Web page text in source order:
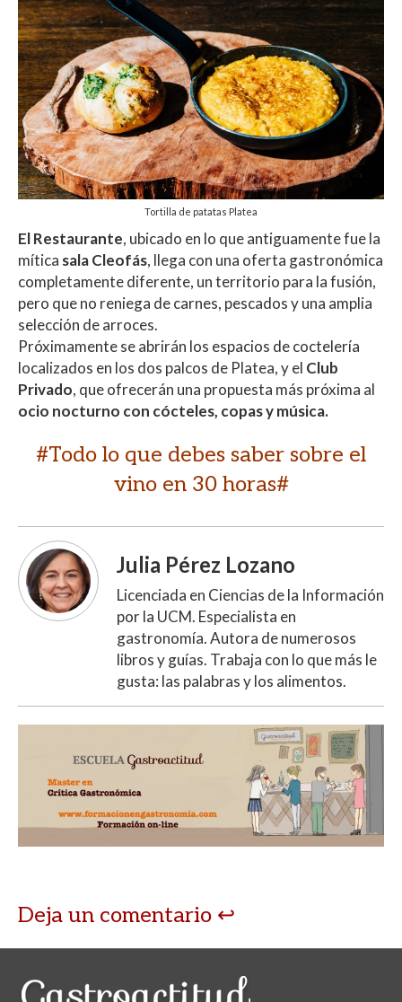
Tortilla de patatas Platea
El Restaurante, ubicado en lo que antiguamente fue la
mítica sala Cleofás, llega con una oferta gastronómica
completamente diferente, un territorio para la fusión,
pero que no reniega de carnes, pescados y una amplia
selección de arroces.
Próximamente se abrirán los espacios de coctelería
localizados en los dos palcos de Platea, y el Club
Privado, que ofrecerán una propuesta más próxima al
ocio nocturno con cócteles, copas y música.
#Todo lo que debes saber sobre el
vino en 30 horas#
Julia Pérez Lozano
Licenciada en Ciencias de la Información
por la UCM. Especialista en
gastronomía. Autora de numerosos
libros y guías. Trabaja con lo que más le
gusta: las palabras y los alimentos.
Deja un comentario